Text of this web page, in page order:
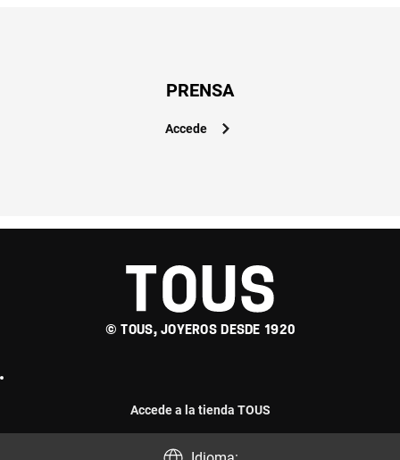
PRENSA
Accede
© TOUS, JOYEROS DESDE 1920
Accede a la tienda TOUS